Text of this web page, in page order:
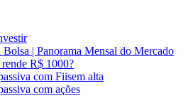
Bolsa | Panorama Mensal do Mercado
R$ 1000?
com Fiisem alta
com ações